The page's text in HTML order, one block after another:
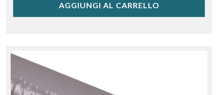
AGGIUNGI AL CARRELLO